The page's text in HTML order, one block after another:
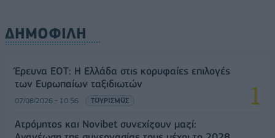
ΔΗΜΟΦΙΛΗ
Έρευνα ΕΟΤ: Η Ελλάδα στις κορυφαίες επιλογές
των Ευρωπαίων ταξιδιωτών
07/08/2026 - 10:56 ΤΟΥΡΙΣΜΟΣ
Ατρόμητος και Novibet συνεχίζουν μαζί: